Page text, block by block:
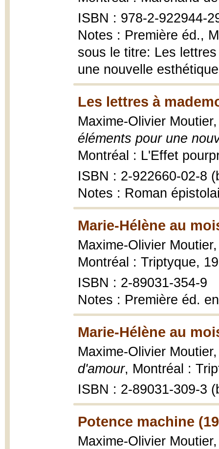
ISBN : 978-2-922944-
Notes : Première éd.,
sous le titre: Les
une nouvelle
Les lettres à
Maxime-Olivier
éléments pour une
Montréal : L'Effet
ISBN : 2-922660-02-8
Notes : Roman
Marie-Hélène au
Maxime-Olivier
Montréal : Triptyque,
ISBN : 2-89031-354-9
Notes : Première éd.
Marie-Hélène au
Maxime-Olivier
d'amour, Montréal :
ISBN : 2-89031-309-3
Potence machine
Maxime-Olivier